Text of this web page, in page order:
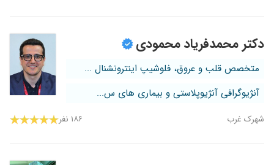
دکتر محمدفریاد محمودی
متخصص قلب و عروق، فلوشیپ اینترونشنال ...
آنژیوگرافی آنژیوپلاستی و بیماری های س...
شهرک غرب ۱۸۶ نفر